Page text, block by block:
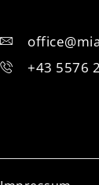
+43 5576